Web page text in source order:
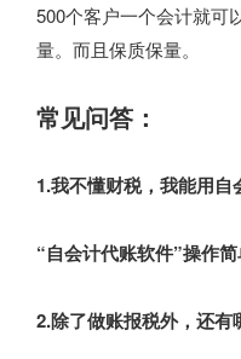
500个客户一个会计就可
量。而且保质保量。
常见问答：
1.我不懂财税，我能用
“自会计代账软件”操作
2.除了做账报税外，还有